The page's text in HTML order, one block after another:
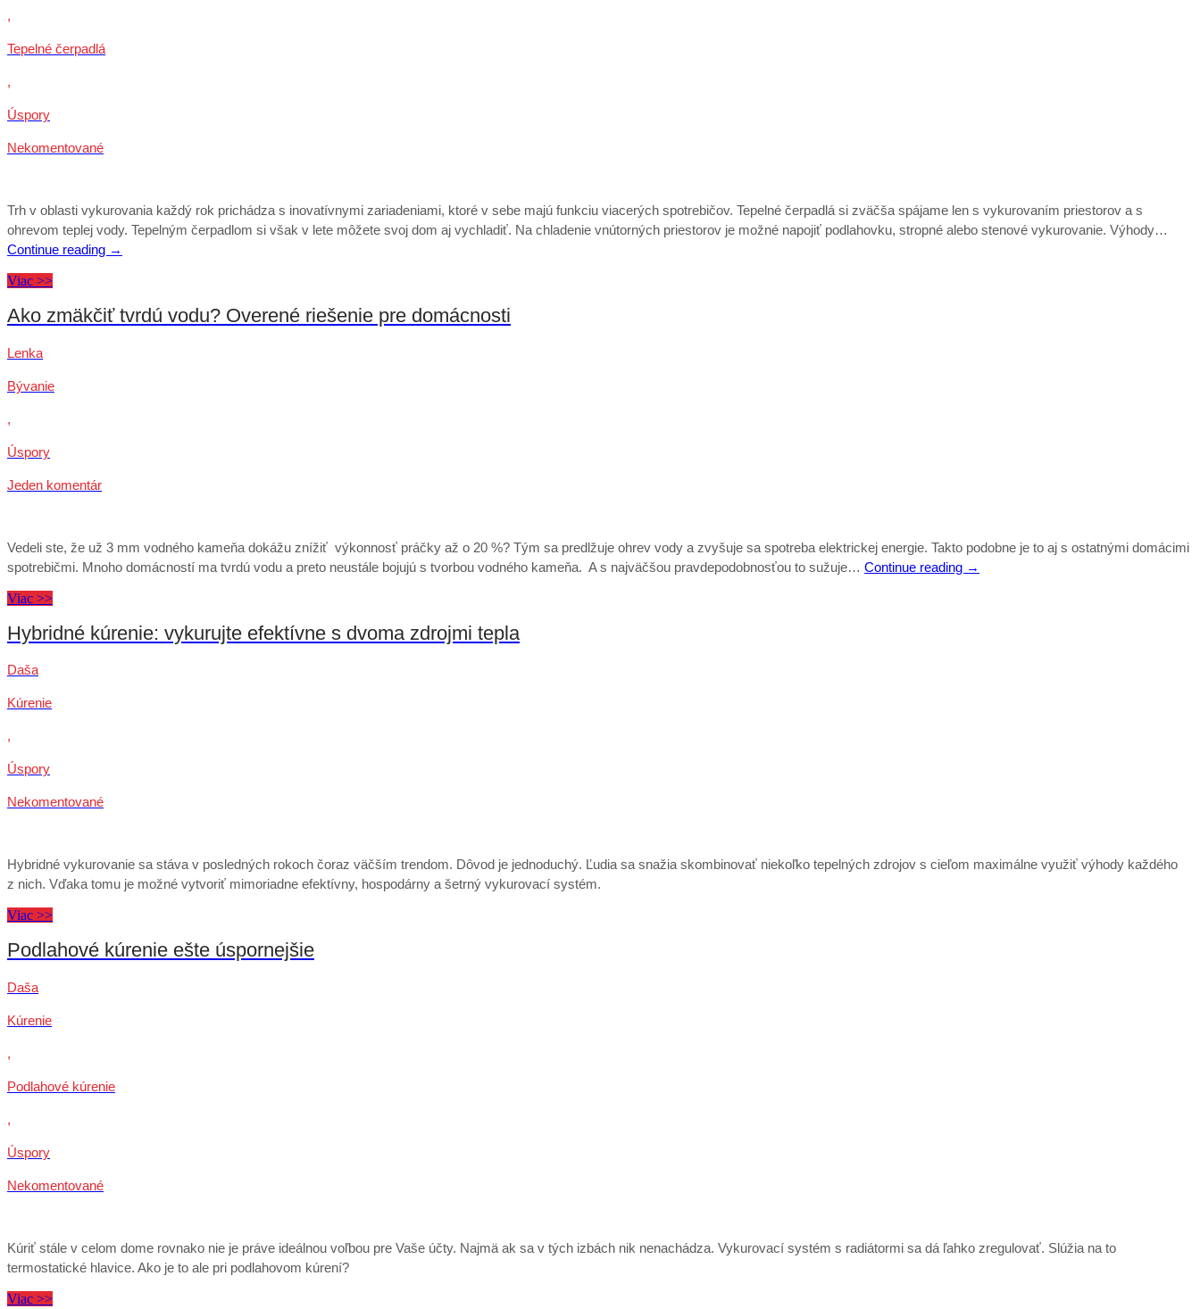
,
Tepelné čerpadlá
,
Úspory
Nekomentované
Trh v oblasti vykurovania každý rok prichádza s inovatívnymi zariadeniami, ktoré v sebe majú funkciu viacerých spotrebičov. Tepelné čerpadlá si zväčša spájame len s vykurovaním priestorov a s
ohrevom teplej vody. Tepelným čerpadlom si však v lete môžete svoj dom aj vychladiť. Na chladenie vnútorných priestorov je možné napojiť podlahovku, stropné alebo stenové vykurovanie. Výhody…
Continue reading →
Viac >>
Ako zmäkčiť tvrdú vodu? Overené riešenie pre domácnosti
Lenka
Bývanie
,
Úspory
Jeden komentár
Vedeli ste, že už 3 mm vodného kameňa dokážu znížiť výkonnosť práčky až o 20 %? Tým sa predlžuje ohrev vody a zvyšuje sa spotreba elektrickej energie. Takto podobne je to aj s ostatnými domácimi
spotrebičmi. Mnoho domácností ma tvrdú vodu a preto neustále bojujú s tvorbou vodného kameňa. A s najväčšou pravdepodobnosťou to sužuje… Continue reading →
Viac >>
Hybridné kúrenie: vykurujte efektívne s dvoma zdrojmi tepla
Daša
Kúrenie
,
Úspory
Nekomentované
Hybridné vykurovanie sa stáva v posledných rokoch čoraz väčším trendom. Dôvod je jednoduchý. Ľudia sa snažia skombinovať niekoľko tepelných zdrojov s cieľom maximálne využiť výhody každého
z nich. Vďaka tomu je možné vytvoriť mimoriadne efektívny, hospodárny a šetrný vykurovací systém.
Viac >>
Podlahové kúrenie ešte úspornejšie
Daša
Kúrenie
,
Podlahové kúrenie
,
Úspory
Nekomentované
Kúriť stále v celom dome rovnako nie je práve ideálnou voľbou pre Vaše účty. Najmä ak sa v tých izbách nik nenachádza. Vykurovací systém s radiátormi sa dá ľahko zregulovať. Slúžia na to
termostatické hlavice. Ako je to ale pri podlahovom kúrení?
Viac >>